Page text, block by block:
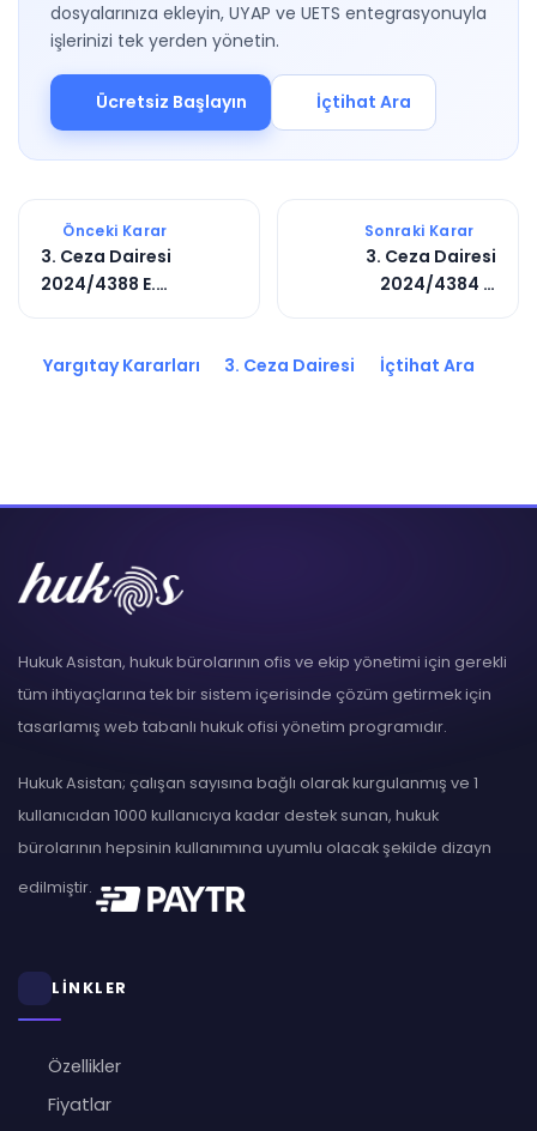
dosyalarınıza ekleyin, UYAP ve UETS entegrasyonuyla
işlerinizi tek yerden yönetin.
Ücretsiz Başlayın İçtihat Ara
Önceki Karar
3. Ceza Dairesi
2024/4388 E.
Sonraki Karar
3. Ceza Dairesi
2024/4384 E.
Yargıtay Kararları 3. Ceza Dairesi İçtihat Ara
Hukuk Asistan, hukuk bürolarının ofis ve ekip yönetimi için gerekli
tüm ihtiyaçlarına tek bir sistem içerisinde çözüm getirmek için
tasarlamış web tabanlı hukuk ofisi yönetim programıdır.
Hukuk Asistan; çalışan sayısına bağlı olarak kurgulanmış ve 1
kullanıcıdan 1000 kullanıcıya kadar destek sunan, hukuk
bürolarının hepsinin kullanımına uyumlu olacak şekilde dizayn
edilmiştir.
LİNKLER
Özellikler
Fiyatlar